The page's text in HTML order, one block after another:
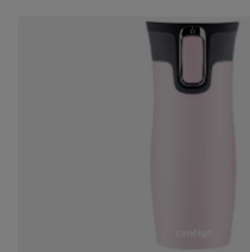
Der rutschfeste Boden
Verrutschen und die
abgerundeten
erhöhten Schutz gegen